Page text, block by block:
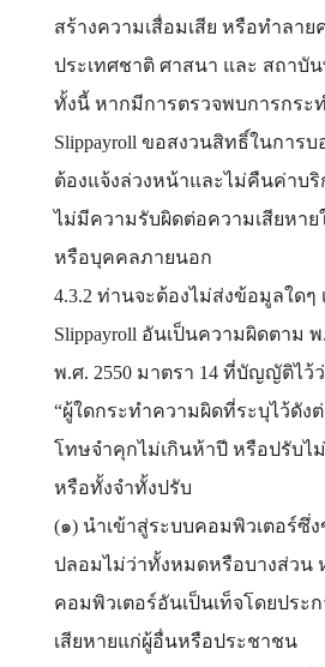
สร้างความเสื่อมเสีย หรือทำลา
ประเทศชาติ ศาสนา และ สถาบั
ทั้งนี้ หากมีการตรวจพบการกระ
Slippayroll ขอสงวนสิทธิ์ในการ
ต้องแจ้งล่วงหน้าและไม่คืนค่าบริ
ไม่มีความรับผิดต่อความเสียหาย
หรือบุคคลภายนอก
4.3.2 ท่านจะต้องไม่ส่งข้อมูลใดๆ
Slippayroll อันเป็นความผิดตาม
พ.ศ. 2550 มาตรา 14 ที่บัญญัติไว้
“ผู้ใดกระทำความผิดที่ระบุไว้ดัง
โทษจำคุกไม่เกินห้าปี หรือปรับไ
หรือทั้งจำทั้งปรับ
(๑) นำเข้าสู่ระบบคอมพิวเตอร์ซึ่
ปลอมไม่ว่าทั้งหมดหรือบางส่วน
คอมพิวเตอร์อันเป็นเท็จโดยประ
เสียหายแก่ผู้อื่นหรือประชาชน